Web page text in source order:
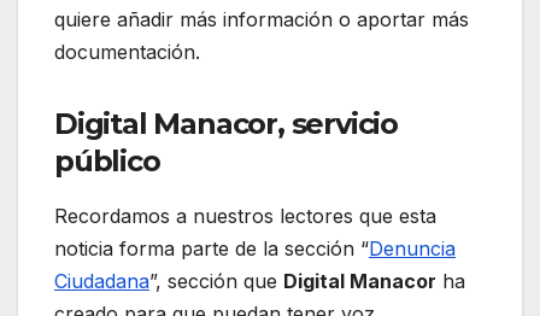
quiere añadir más información o aportar más
documentación.
Digital Manacor, servicio
público
Recordamos a nuestros lectores que esta
noticia forma parte de la sección “Denuncia
Ciudadana”, sección que Digital Manacor ha